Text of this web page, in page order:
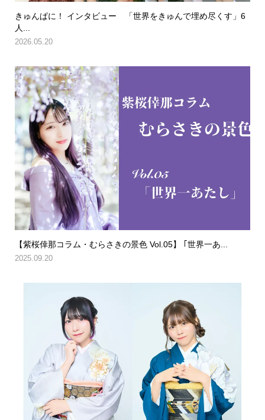
きゅんぱに！ インタビュー 「世界をきゅんで埋め尽くす」6
人...
2026.05.20
【紫桜倖那コラム・むらさきの景色 Vol.05】 ｢世界一あ...
2025.09.20